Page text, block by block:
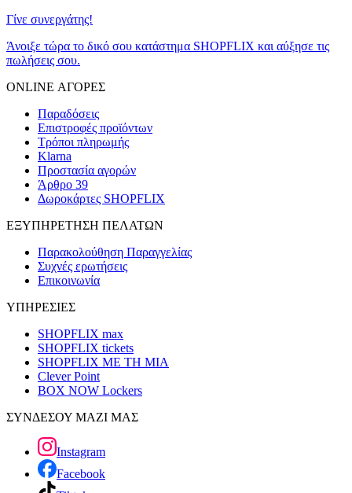
Γίνε συνεργάτης!
Άνοιξε τώρα το δικό σου κατάστημα SHOPFLIX και αύξησε τις
πωλήσεις σου.
ONLINE ΑΓΟΡΕΣ
Παραδόσεις
Επιστροφές προϊόντων
Τρόποι πληρωμής
Klarna
Προστασία αγορών
Άρθρο 39
Δωροκάρτες SHOPFLIX
ΕΞΥΠΗΡΕΤΗΣΗ ΠΕΛΑΤΩΝ
Παρακολούθηση Παραγγελίας
Συχνές ερωτήσεις
Επικοινωνία
ΥΠΗΡΕΣΙΕΣ
SHOPFLIX max
SHOPFLIX tickets
SHOPFLIX ΜΕ ΤΗ ΜΙΑ
Clever Point
BOX NOW Lockers
ΣΥΝΔΕΣΟΥ ΜΑΖΙ ΜΑΣ
Instagram
Facebook